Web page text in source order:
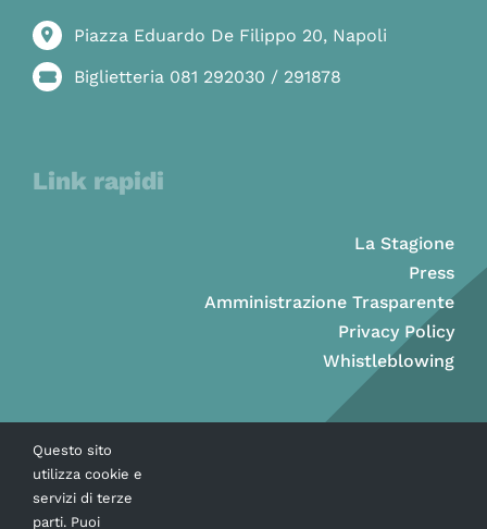
Piazza Eduardo De Filippo 20, Napoli
Biglietteria 081 292030 / 291878
Link rapidi
La Stagione
Press
Amministrazione Trasparente
Privacy Policy
Whistleblowing
Questo sito
utilizza cookie e
servizi di terze
parti. Puoi